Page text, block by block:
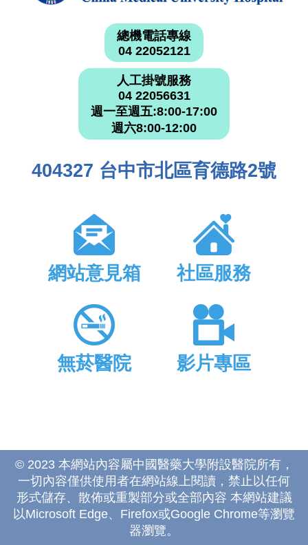
總機電話專線
04 22052121
人工掛號服務
04 22056631
週一至週五:8:00-17:00
週六8:00-12:00
404327 台中市北區育德路2號
網站意見箱 社區服務
無菸醫院 影片專區
© 2023 本網站內容屬中國醫藥大學附設醫院所有，
一切內容僅供使用者在網站線上閱讀，禁止以任何
形式儲存、散佈或重製部分或全部內容 本網站建議
以Microsoft Edge、Firefox或Google Chrome等瀏覽
器瀏覽。